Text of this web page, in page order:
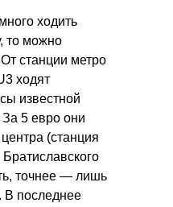
ходить
то можно
станции метро
ходят
известной
5 евро они
(станция
точнее — лишь
В последнее